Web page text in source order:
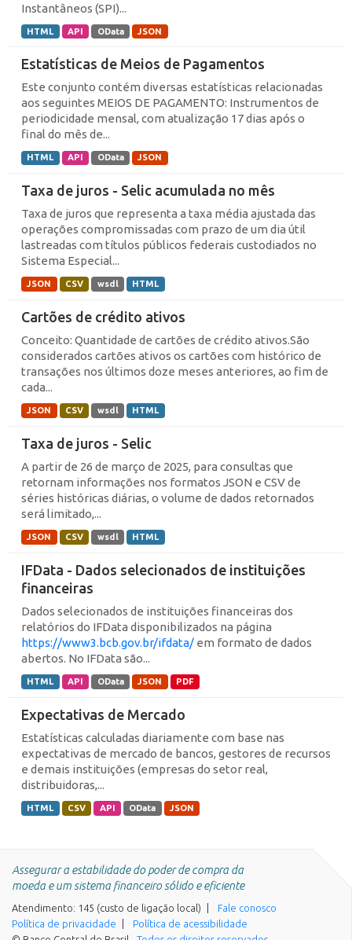
Instantâneos (SPI)...
HTML API OData JSON
Estatísticas de Meios de Pagamentos
Este conjunto contém diversas estatísticas relacionadas
aos seguintes MEIOS DE PAGAMENTO: Instrumentos de
periodicidade mensal, com atualização 17 dias após o
final do mês de...
HTML API OData JSON
Taxa de juros - Selic acumulada no mês
Taxa de juros que representa a taxa média ajustada das
operações compromissadas com prazo de um dia útil
lastreadas com títulos públicos federais custodiados no
Sistema Especial...
JSON CSV wsdl HTML
Cartões de crédito ativos
Conceito: Quantidade de cartões de crédito ativos.São
considerados cartões ativos os cartões com histórico de
transações nos últimos doze meses anteriores, ao fim de
cada...
JSON CSV wsdl HTML
Taxa de juros - Selic
A partir de 26 de março de 2025, para consultas que
retornam informações nos formatos JSON e CSV de
séries históricas diárias, o volume de dados retornados
será limitado,...
JSON CSV wsdl HTML
IFData - Dados selecionados de instituições
financeiras
Dados selecionados de instituições financeiras dos
relatórios do IFData disponibilizados na página
https://www3.bcb.gov.br/ifdata/ em formato de dados
abertos. No IFData são...
HTML API OData JSON PDF
Expectativas de Mercado
Estatísticas calculadas diariamente com base nas
expectativas de mercado de bancos, gestores de recursos
e demais instituições (empresas do setor real,
distribuidoras,...
HTML CSV API OData JSON
Assegurar a estabilidade do poder de compra da
moeda e um sistema financeiro sólido e eficiente
Atendimento: 145 (custo de ligação local)
Fale conosco
Política de privacidade
Política de acessibilidade